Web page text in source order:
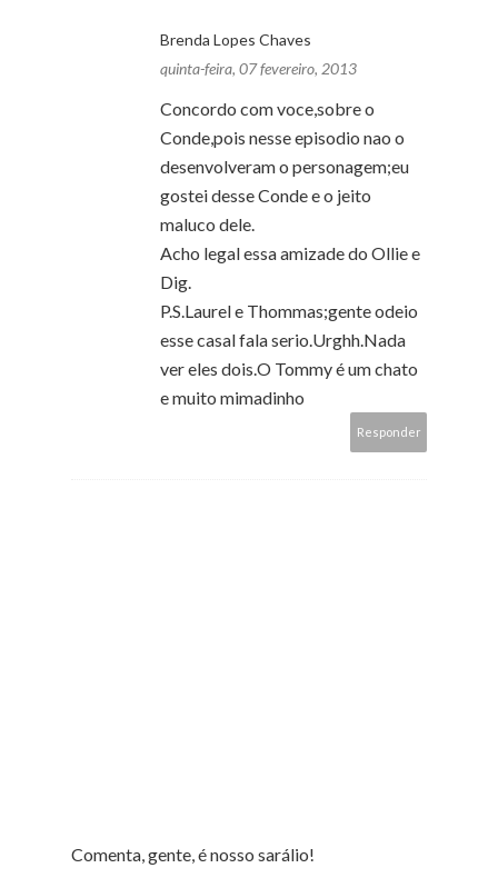
Brenda Lopes Chaves
quinta-feira, 07 fevereiro, 2013
Concordo com voce,sobre o
Conde,pois nesse episodio nao o
desenvolveram o personagem;eu
gostei desse Conde e o jeito
maluco dele.
Acho legal essa amizade do Ollie e
Dig.
P.S.Laurel e Thommas;gente odeio
esse casal fala serio.Urghh.Nada
ver eles dois.O Tommy é um chato
e muito mimadinho
Responder
Comenta, gente, é nosso sarálio!